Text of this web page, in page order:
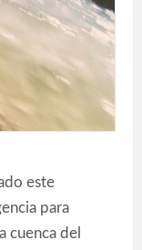
este
para
cuenca del